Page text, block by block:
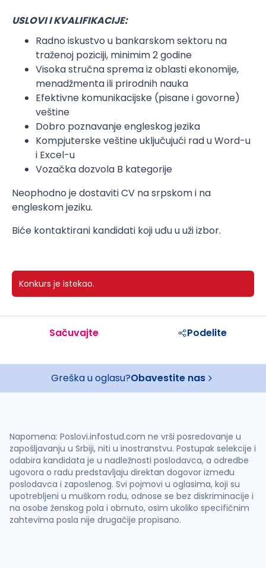
USLOVI I KVALIFIKACIJE:
Radno iskustvo u bankarskom sektoru na
traženoj poziciji, minimim 2 godine
Visoka stručna sprema iz oblasti ekonomije,
menadžmenta ili prirodnih nauka
Efektivne komunikacijske (pisane i govorne)
veštine
Dobro poznavanje engleskog jezika
Kompjuterske veštine uključujući rad u Word-u
i Excel-u
Vozačka dozvola B kategorije
Neophodno je dostaviti CV na srpskom i na
engleskom jeziku.
Biće kontaktirani kandidati koji uđu u uži izbor.
Konkurs je istekao.
Sačuvajte Podelite
Greška u oglasu?Obavestite nas
Napomena: Poslovi.infostud.com ne vrši posredovanje u
zapošljavanju u Srbiji, niti u inostranstvu. Postupak selekcije i
odabira kandidata je u nadležnosti poslodavca, a odredbe
ugovora o radu predstavljaju direktan dogovor između
poslodavca i zaposlenog. Svi pojmovi u oglasima, koji su
upotrebljeni u muškom rodu, odnose se bez diskriminacije i
na osobe ženskog pola i obrnuto, osim ukoliko specifičnim
zahtevima posla nije drugačije propisano.